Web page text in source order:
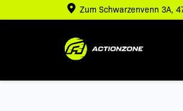
Zum Schwarzenvenn 3A,